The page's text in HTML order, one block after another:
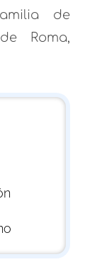
de
Roma,